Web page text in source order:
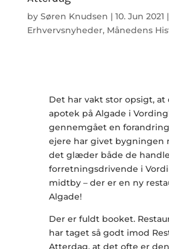
by Søren Knudsen | 10. Jun 2021 |
Erhvervsnyheder, Månedens
Det har vakt stor opsigt, at
apotek på Algade i
gennemgået en
ejere har givet bygningen
det glæder både de
forretningsdrivende i
midtby – der er en ny
Algade!
Der er fuldt booket.
har taget så godt imod
Atterdag, at det ofte er